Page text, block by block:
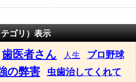
ゴリ）表示
歯医者さん 人生
プロ野球
の弊害 虫歯治してくれて